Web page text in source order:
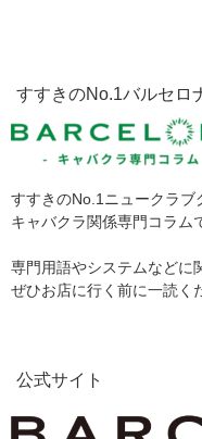
すすきのNo.1バルセロ
すすきのNo.1ニュークラブ
キャバクラ関係専門コラム
専門用語やシステムなどに
ぜひお店に行く前に一読く
公式サイト